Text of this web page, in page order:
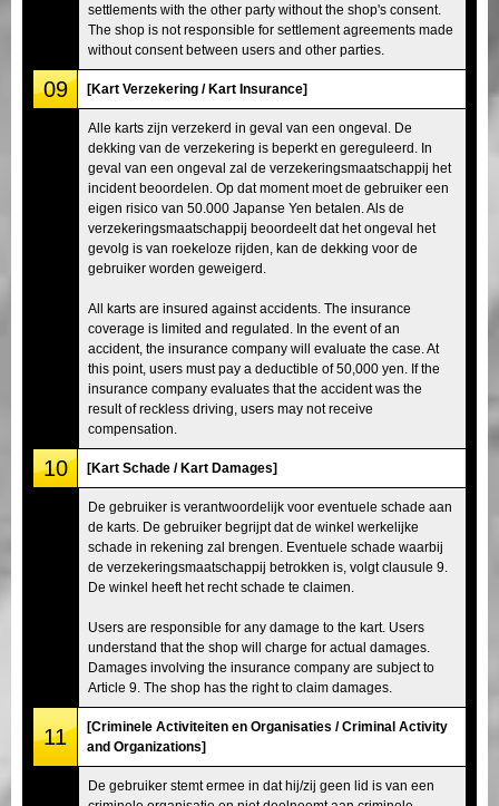
settlements with the other party without the shop's consent.
The shop is not responsible for settlement agreements made
without consent between users and other parties.
09 [Kart Verzekering / Kart Insurance]
Alle karts zijn verzekerd in geval van een ongeval. De
dekking van de verzekering is beperkt en gereguleerd. In
geval van een ongeval zal de verzekeringsmaatschappij het
incident beoordelen. Op dat moment moet de gebruiker een
eigen risico van 50.000 Japanse Yen betalen. Als de
verzekeringsmaatschappij beoordeelt dat het ongeval het
gevolg is van roekeloze rijden, kan de dekking voor de
gebruiker worden geweigerd.
All karts are insured against accidents. The insurance
coverage is limited and regulated. In the event of an
accident, the insurance company will evaluate the case. At
this point, users must pay a deductible of 50,000 yen. If the
insurance company evaluates that the accident was the
result of reckless driving, users may not receive
compensation.
10 [Kart Schade / Kart Damages]
De gebruiker is verantwoordelijk voor eventuele schade aan
de karts. De gebruiker begrijpt dat de winkel werkelijke
schade in rekening zal brengen. Eventuele schade waarbij
de verzekeringsmaatschappij betrokken is, volgt clausule 9.
De winkel heeft het recht schade te claimen.
Users are responsible for any damage to the kart. Users
understand that the shop will charge for actual damages.
Damages involving the insurance company are subject to
Article 9. The shop has the right to claim damages.
11
[Criminele Activiteiten en Organisaties / Criminal Activity
and Organizations]
De gebruiker stemt ermee in dat hij/zij geen lid is van een